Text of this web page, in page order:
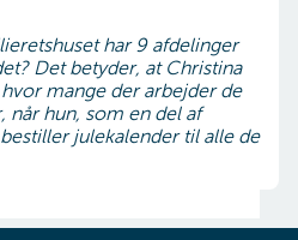
har 9 afdelinger
Det betyder, at Christina
hvor mange der arbejder de
når hun, som en del af
julekalender til alle de